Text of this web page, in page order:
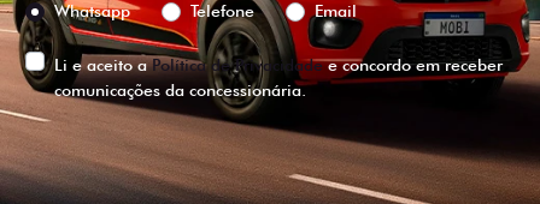
Whatsapp
Telefone Email
Li e aceito aPolítica de Privacidadee concordo em receber
comunicações da concessionária.
ENTRAR EM CONTATO